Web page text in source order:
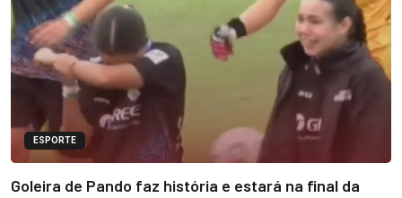
ESPORTE
Goleira de Pando faz história e estará na final da